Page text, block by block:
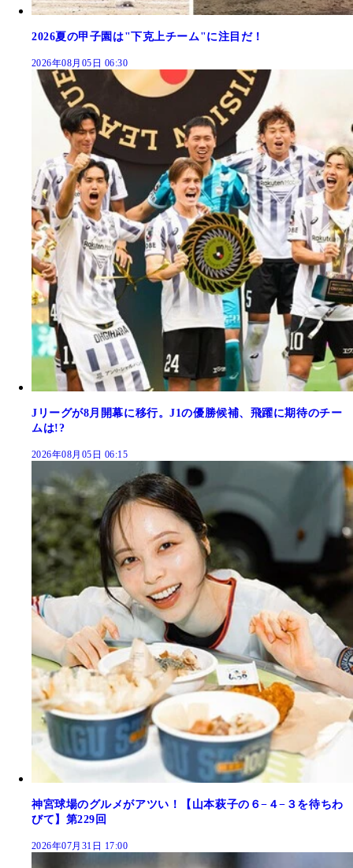
2026夏の甲子園は"下克上チーム"に注目だ！
2026年08月05日 06:30
Jリーグが8月開幕に移行。J1の優勝候補、飛躍に期待のチー
ムは!?
2026年08月05日 06:15
神宮球場のグルメがアツい！【山本萩子の６−４−３を待ちわ
びて】第229回
2026年07月31日 17:00